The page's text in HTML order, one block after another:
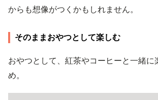
からも想像がつくかもしれません。
そのままおやつとして楽しむ
おやつとして、紅茶やコーヒーと一緒に
め。